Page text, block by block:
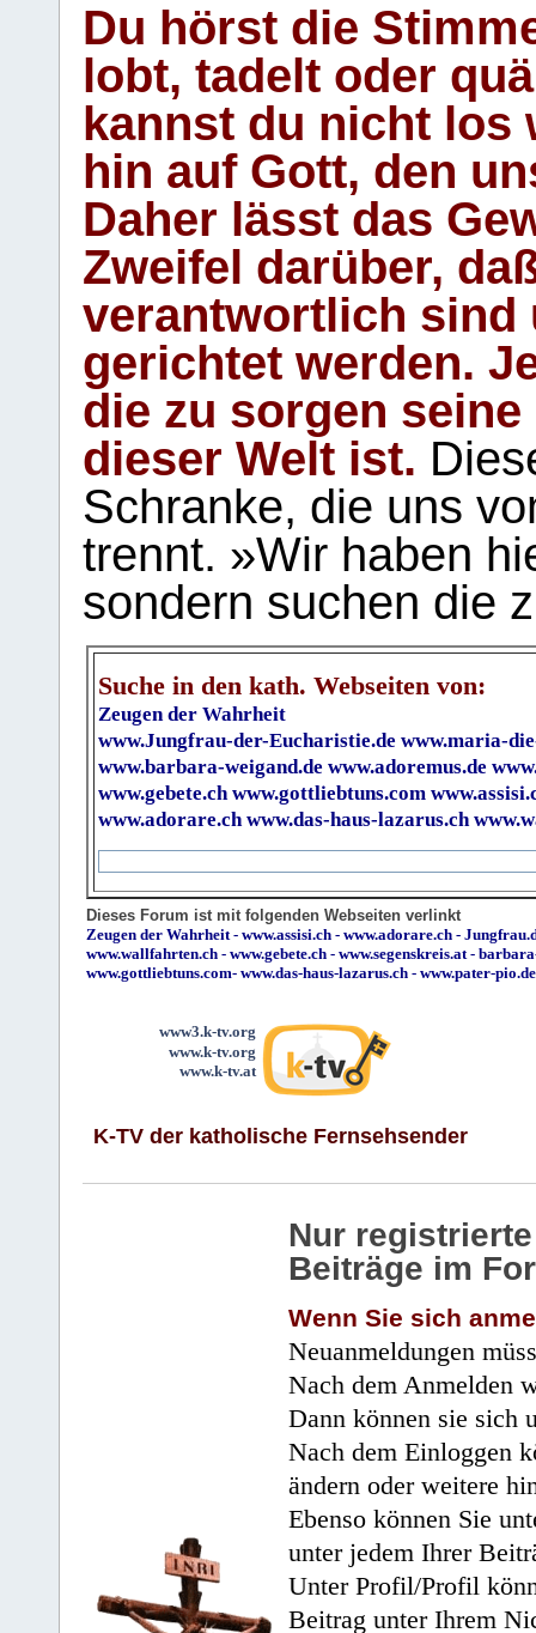
Du hörst die
lobt, tadelt oder
kannst du nicht los
hin auf Gott, den
Daher lässt das
Zweifel darüber,
verantwortlich sind
gerichtet werden.
die zu sorgen
dieser Welt ist.
Schranke, die uns
trennt. »Wir haben
sondern suchen die
Suche in den kath. Webseiten von:
Zeugen der Wahrheit
www.Jungfrau-der-Eucharistie.de www.maria-
www.barbara-weigand.de www.adoremus.de
www.gebete.ch www.gottliebtuns.com
www.adorare.ch www.das-haus-lazarus.ch
Dieses Forum ist mit folgenden Webseiten verlinkt
Zeugen der Wahrheit - www.assisi.ch - www.adorare.ch -
www.wallfahrten.ch - www.gebete.ch - www.segenskreis.at -
www.gottliebtuns.com- www.das-haus-lazarus.ch - www.pater-pio.de
www3.k-tv.org
www.k-tv.org
www.k-tv.at
K-TV der katholische Fernsehsender
Nur
Beiträge im
Wenn Sie sich
Neuanmeldungen
Nach dem Anmelden
Dann können sie sich
Nach dem Einloggen
ändern oder weitere
Ebenso können Sie
unter jedem Ihrer
Unter Profil/Profil
Beitrag unter Ihrem